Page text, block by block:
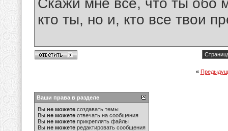
Скажи мне всё, что ты обо
кто ты, но и, кто все твои
«
Ваши права в разделе
Вы не можете создавать темы
Вы не можете отвечать на сообщения
Вы не можете прикреплять файлы
Вы не можете редактировать сообщения